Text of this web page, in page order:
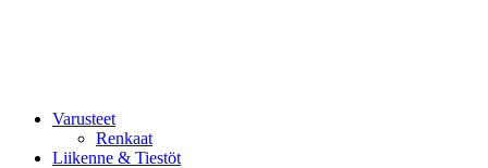
Varusteet
Renkaat
Liikenne & Tiestöt